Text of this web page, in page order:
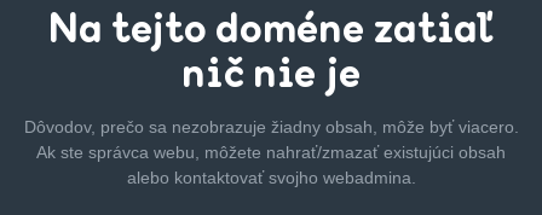
Na tejto doméne zatiaľ
nič nie je
Dôvodov, prečo sa nezobrazuje žiadny obsah, môže byťviacero.
Ak ste správca webu, môžete nahrať/zmazaťexistujúci obsah
alebo kontaktovať svojho webadmina.